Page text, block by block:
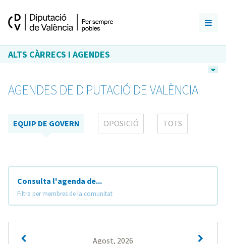
ALTS CÀRRECS I AGENDES
AGENDES DE DIPUTACIÓ DE VALÈNCIA
EQUIP DE GOVERN OPOSICIÓ TOTS
Consulta l'agenda de...
Filtra per membres de la comunitat
Agost, 2026